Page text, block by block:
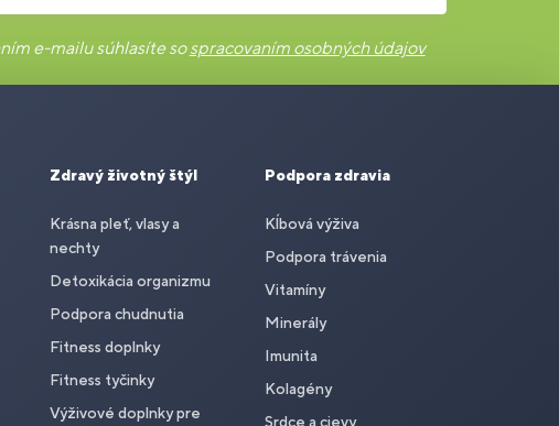
e-mailu súhlasíte sospracovaním osobných údajov
Zdravý životný štýl
Krásna pleť, vlasy a
nechty
Detoxikácia organizmu
Podpora chudnutia
Fitness doplnky
Fitness tyčinky
Výživové doplnky pre
Podpora zdravia
Kĺbová výživa
Podpora trávenia
Vitamíny
Minerály
Imunita
Kolagény
Srdce a cievy